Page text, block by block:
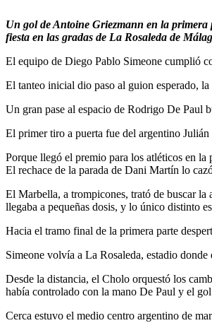
Un gol de Antoine Griezmann en la primera
fiesta en las gradas de La Rosaleda de
El equipo de Diego Pablo Simeone cumplió
El tanteo inicial dio paso al guion esperado,
Un gran pase al espacio de Rodrigo De Paul
El primer tiro a puerta fue del argentino
Porque llegó el premio para los atléticos en
El rechace de la parada de Dani Martín lo
El Marbella, a trompicones, trató de buscar la
llegaba a pequeñas dosis, y lo único distinto
Hacia el tramo final de la primera parte
Simeone volvía a La Rosaleda, estadio
Desde la distancia, el Cholo orquestó los
había controlado con la mano De Paul y el
Cerca estuvo el medio centro argentino de